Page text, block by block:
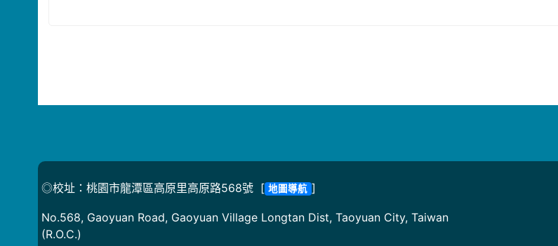
◎校址：桃園市龍潭區高原里高原路568號 [ 地圖導航 ]
No.568, Gaoyuan Road, Gaoyuan Village Longtan Dist, Taoyuan City, Taiwan
(R.O.C.)